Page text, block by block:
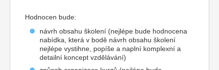
Hodnocen bude:
návrh obsahu školení (nejlépe bude hodnocena
nabídka, která v bodě návrh obsahu školení
nejlépe vystihne, popíše a naplní komplexní a
detailní koncept vzdělávání)